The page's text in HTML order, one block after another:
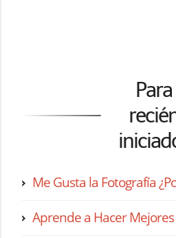
Para
Me Gusta la Fotografía
Aprende a Hacer